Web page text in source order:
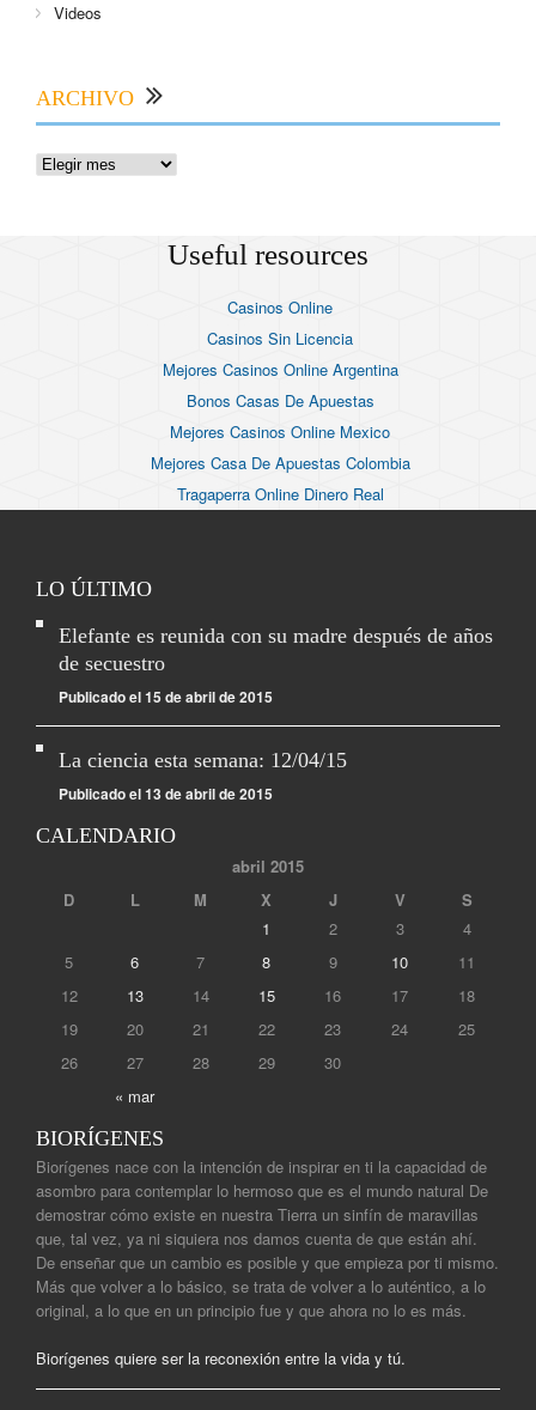
Videos
ARCHIVO
Useful resources
Casinos Online
Casinos Sin Licencia
Mejores Casinos Online Argentina
Bonos Casas De Apuestas
Mejores Casinos Online Mexico
Mejores Casa De Apuestas Colombia
Tragaperra Online Dinero Real
LO ÚLTIMO
Elefante es reunida con su madre después de años
de secuestro
Publicado el 15 de abril de 2015
La ciencia esta semana: 12/04/15
Publicado el 13 de abril de 2015
CALENDARIO
abril 2015
D
L M X J V S
« mar
1 2 3
4
5
6 7 8 9 10
11
12
13 14 15 16 17
18
19
20 21 22 23 24
25
26
27 28 29 30
BIORÍGENES
Biorígenes nace con la intención de inspirar en ti la capacidad de
asombro para contemplar lo hermoso que es el mundo natural De
demostrar cómo existe en nuestra Tierra un sinfín de maravillas
que, tal vez, ya ni siquiera nos damos cuenta de que están ahí.
De enseñar que un cambio es posible y que empieza por ti mismo.
Más que volver a lo básico, se trata de volver a lo auténtico, a lo
original, a lo que en un principio fue y que ahora no lo es más.
Biorígenes quiere ser la reconexión entre la vida y tú.